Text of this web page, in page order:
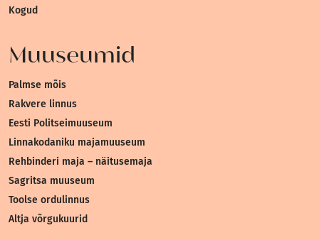
Kogud
Muuseumid
Palmse mõis
Rakvere linnus
Eesti Politseimuuseum
Linnakodaniku majamuuseum
Rehbinderi maja – näitusemaja
Sagritsa muuseum
Toolse ordulinnus
Altja võrgukuurid